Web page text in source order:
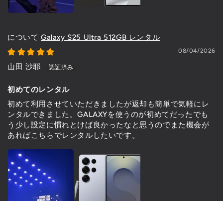
Galaxy S25 Ultra 512GB レンタル
08/04/2026
山田 沙耶
初めてのレンタル
初めて利用させていただきましたが返却も簡単で気軽にレ
ンタルできました。GALAXYを使うのが初めてだったでも
う少し設定に慣れとけば良かったなと思うのでまた機会が
あればこちらでレンタルしたいです。